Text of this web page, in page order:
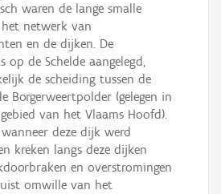
waren de lange smalle
netwerk van
en de dijken. De
op de Schelde aangelegd,
de scheiding tussen de
Borgerweertpolder (gelegen in
van het Vlaams Hoofd).
deze dijk werd
kreken langs deze dijken
en overstromingen
omwille van het